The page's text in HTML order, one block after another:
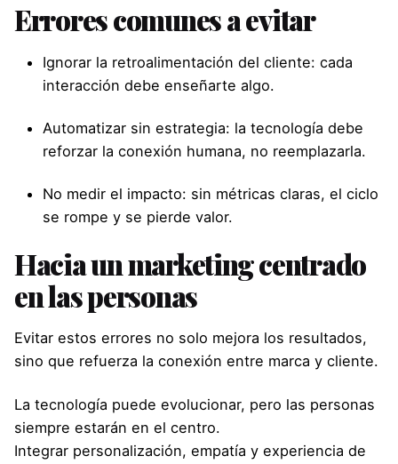
Errores comunes a evitar
Ignorar la retroalimentación del cliente: cada
interacción debe enseñarte algo.
Automatizar sin estrategia: la tecnología debe
reforzar la conexión humana, no reemplazarla.
No medir el impacto: sin métricas claras, el ciclo
se rompe y se pierde valor.
Hacia un marketing centrado
en las personas
Evitar estos errores no solo mejora los resultados,
sino que refuerza la conexión entre marca y cliente.
La tecnología puede evolucionar, pero las personas
siempre estarán en el centro.
Integrar personalización, empatía y experiencia de